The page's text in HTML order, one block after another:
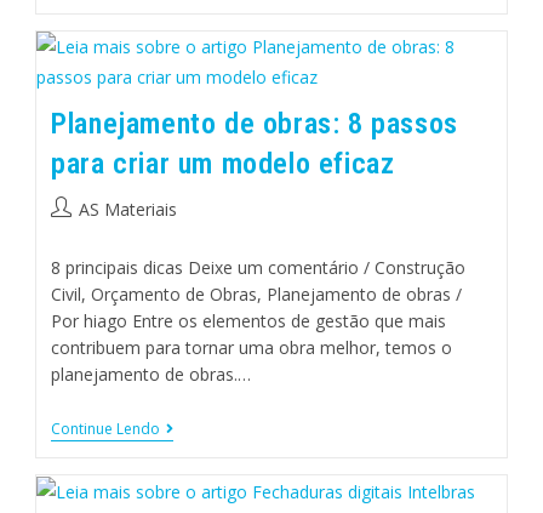
Planejamento de obras: 8 passos
para criar um modelo eficaz
AS Materiais
8 principais dicas Deixe um comentário / Construção
Civil, Orçamento de Obras, Planejamento de obras /
Por hiago Entre os elementos de gestão que mais
contribuem para tornar uma obra melhor, temos o
planejamento de obras.…
Continue Lendo